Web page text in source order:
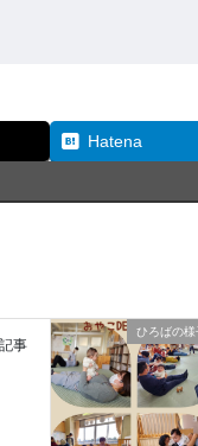
Hatena
ひろばの様
事